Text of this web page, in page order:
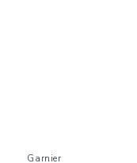
Garnier